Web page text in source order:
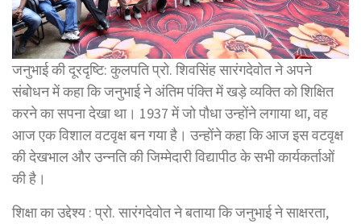
जनुभाई की दूरदृष्टि: कुलपति प्रो. शिवसिंह सारंगदेवोत ने अपने
संबोधन में कहा कि जनुभाई ने अंतिम पंक्ति में खड़े व्यक्ति को शिक्षित
करने का सपना देखा था। 1937 में जो पौधा उन्होंने लगाया था, वह
आज एक विशाल वटवृक्ष बन गया है। उन्होंने कहा कि आज इस वटवृक्ष
की देखभाल और उन्नति की जिम्मेदारी विद्यापीठ के सभी कार्यकर्ताओं
की है।
शिक्षा का उद्देश्य : प्रो. सारंगदेवोत ने बताया कि जनुभाई ने साक्षरता,